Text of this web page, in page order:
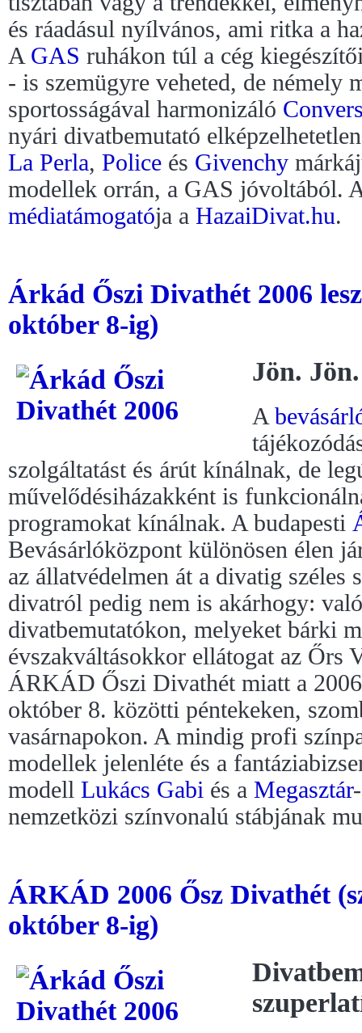
és ráadásul nyílvános, ami ritka a
A GAS ruhákon túl a cég
- is szemügyre veheted, de némely
sportosságával harmonizáló
nyári divatbemutató
La Perla, Police és Givenchy
modellek orrán, a GAS jóvoltából.
médiatámogatója a HazaiDivat.hu.
Árkád Őszi Divathét 2006
október 8-ig)
Jön.
A
szolgáltatást és árút kínálnak, de
művelődésiházakként is
programokat kínálnak. A budapesti
Bevásárlóközpont különösen élen
az állatvédelmen át a divatig széles
divatról pedig nem is akárhogy:
divatbemutatókon, melyeket bárki
évszakváltásokkor ellátogat az Őrs
ÁRKÁD Őszi Divathét miatt a
október 8. közötti péntekeken,
vasárnapokon. A mindig profi
modellek jelenléte és a
modell Lukács Gabi és a Megasztár
nemzetközi színvonalú stábjának
ÁRKÁD 2006 Ősz Divathét
október 8-ig)